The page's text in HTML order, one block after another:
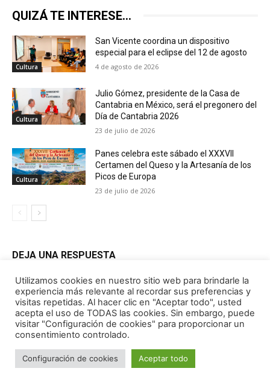
Utilizamos cookies en nuestro sitio web para brindarle la
experiencia más relevante al recordar sus preferencias y
visitas repetidas. Al hacer clic en "Aceptar todo", usted
acepta el uso de TODAS las cookies. Sin embargo, puede
visitar "Configuración de cookies" para proporcionar un
consentimiento controlado.
Configuración de cookies Aceptar todo